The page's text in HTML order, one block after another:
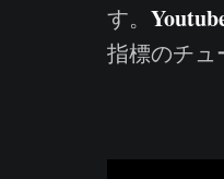
す。
指標のチュ